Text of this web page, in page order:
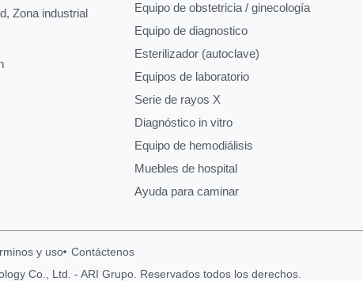
Zona industrial
Equipo de obstetricia / ginecología
Equipo de diagnostico
Esterilizador (autoclave)
Equipos de laboratorio
Serie de rayos X
Diagnóstico in vitro
Equipo de hemodiálisis
Muebles de hospital
Ayuda para caminar
y uso
Contáctenos
Co., Ltd. - ARI Grupo. Reservados todos los derechos.